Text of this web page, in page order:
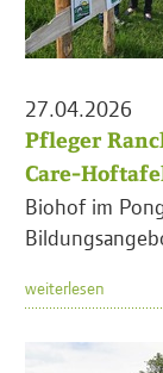
27.04.2026
Pfleger
Care-
Biohof im
weiterlesen